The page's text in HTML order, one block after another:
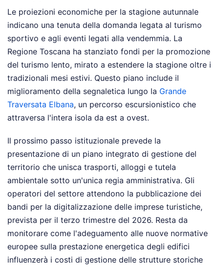
Le proiezioni economiche per la stagione autunnale
indicano una tenuta della domanda legata al turismo
sportivo e agli eventi legati alla vendemmia. La
Regione Toscana ha stanziato fondi per la promozione
del turismo lento, mirato a estendere la stagione oltre i
tradizionali mesi estivi. Questo piano include il
miglioramento della segnaletica lungo la Grande
Traversata Elbana, un percorso escursionistico che
attraversa l'intera isola da est a ovest.
Il prossimo passo istituzionale prevede la
presentazione di un piano integrato di gestione del
territorio che unisca trasporti, alloggi e tutela
ambientale sotto un'unica regia amministrativa. Gli
operatori del settore attendono la pubblicazione dei
bandi per la digitalizzazione delle imprese turistiche,
prevista per il terzo trimestre del 2026. Resta da
monitorare come l'adeguamento alle nuove normative
europee sulla prestazione energetica degli edifici
influenzerà i costi di gestione delle strutture storiche